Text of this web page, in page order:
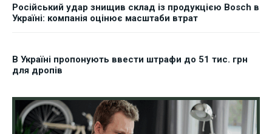
Російський удар знищив склад із продукцією Bosch в
Україні: компанія оцінює масштаби втрат
В Україні пропонують ввести штрафи до 51 тис. грн
для дропів